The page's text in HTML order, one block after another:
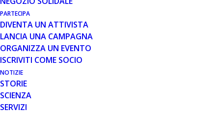
PARTECIPA
DIVENTA UN ATTIVISTA
LANCIA UNA CAMPAGNA
ORGANIZZA UN EVENTO
ISCRIVITI COME SOCIO
NOTIZIE
STORIE
SCIENZA
SERVIZI
Si comincia il 3 maggio con una serata al Teatro
Comunale di Città di Castello, in collaborazione con la
scuola di musica NOVAMUSICA, la scuola di danza
NOVAMUSICA, YOUTH CHOIR CORALE ALBONI,i
bambini delle scuole primarie RIOSECCO e CERBARA .
Si prosegue dal 5 al 31 maggio con un torneo di calcio
ALLIEVI GIOVANILI ESORDIENTI allo stadio
BERNICCHI.
Vi aspettiamo!